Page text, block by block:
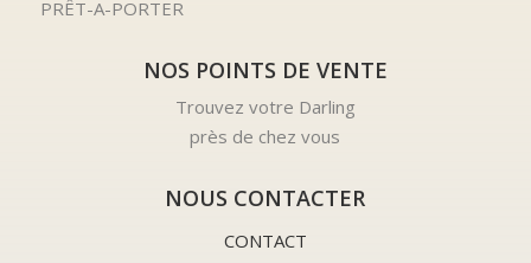
PRÊT-A-PORTER
NOS POINTS DE VENTE
Trouvez votre Darling
près de chez vous
NOUS CONTACTER
CONTACT